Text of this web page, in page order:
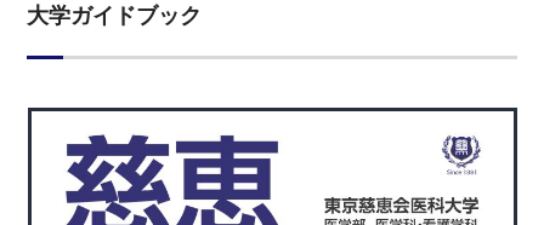
大学ガイドブック